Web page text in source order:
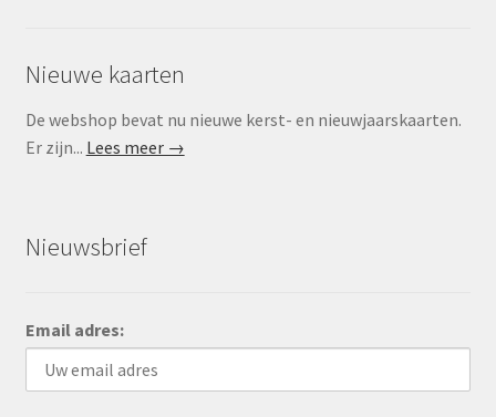
Nieuwe kaarten
De webshop bevat nu nieuwe kerst- en nieuwjaarskaarten.
Er zijn... Lees meer →
Nieuwsbrief
Email adres: